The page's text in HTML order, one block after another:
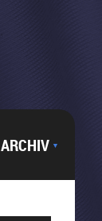
ARCHIV ▼